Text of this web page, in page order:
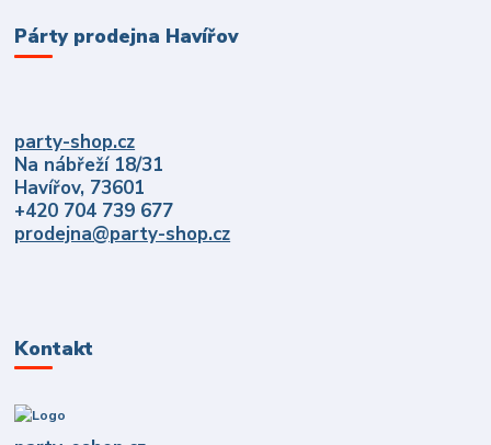
Párty prodejna Havířov
party-shop.cz
Na nábřeží 18/31
Havířov, 73601
+420 704 739 677
prodejna@party-shop.cz
Kontakt